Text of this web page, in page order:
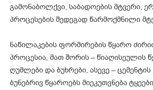
გამონაბოლქვი, საბადოების მტვერი,
პროცესების შედეგად წარმოქმნილი
ნაწილაკების ფორმირების წყარო
პროცესია, მათ შორის – წიაღისეულის
ღუმლები და ბუხრები, ასევე – ცემენტის
ბუნებრივ წყაროებს მიეკუთვნება